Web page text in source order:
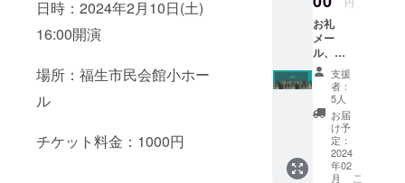
日時：2024年2月10日(土)
16:00開演
場所：福生市民会館小ホー
ル
チケット料金：1000円
をお送
りいた
しま
す。
サーク
ル名と
ライブ
タイト
ルがデ
ザイン
されて
いま
お礼
メー
ル、限
定公開
のライ
ブ映像
URL
【限定
公開の
ライブ
映像
支援
者：
5人
お届
け予
定：
2024
年02
月
こ